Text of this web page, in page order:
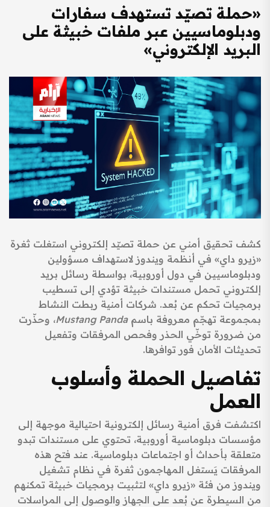
«حملة تصيّد تستهدف سفارات
ودبلوماسيين عبر ملفات خبيثة على
البريد الإلكتروني»
كشف تحقيق أمني عن حملة تصيّد إلكتروني استغلت ثغرة
«زيرو داي» في أنظمة ويندوز لاستهداف مسؤولين
ودبلوماسيين في دول أوروبية، بواسطة رسائل بريد
إلكتروني تحمل مستندات خبيثة تؤدي إلى تسطيب
برمجيات تحكم عن بُعد. شركات أمنية ربطت النشاط
بمجموعة تهجّم معروفة باسمMustang Panda، وحذّرت
من ضرورة توخّي الحذر وفحص المرفقات وتفعيل
تحديثات الأمان فور توافرها.
تفاصيل الحملة وأسلوب
العمل
اكتشفت فرق أمنية رسائل إلكترونية احتيالية موجهة إلى
مؤسسات دبلوماسية أوروبية، تحتوي على مستندات تبدو
متعلقة بأحداث أو اجتماعات دبلوماسية. عند فتح هذه
المرفقات يَستغل المهاجمون ثغرة في نظام تشغيل
ويندوز من فئة «زيرو داي» لتثبيت برمجيات خبيثة تمكنهم
من السيطرة عن بُعد على الجهاز والوصول إلى المراسلات